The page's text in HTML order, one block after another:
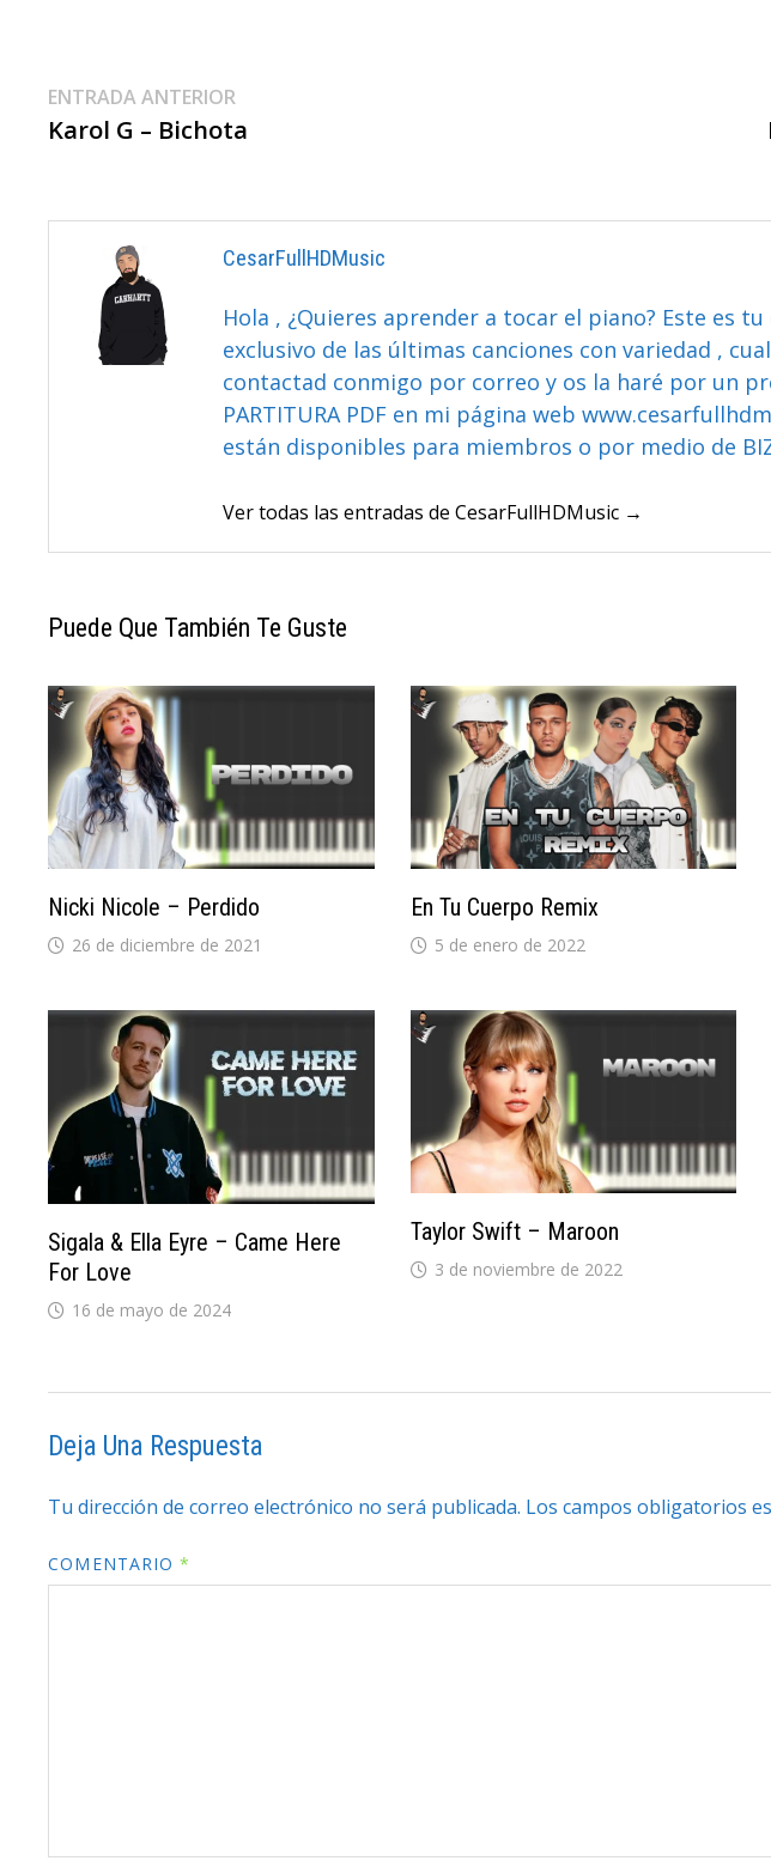
Navegación
De
ENTRADA ANTERIOR
anterior:
Karol G – Bichota
CesarFullHDMusic
Hola , ¿Quieres aprender a tocar el piano? Este es
exclusivo de las últimas canciones con variedad ,
contactad conmigo por correo y os la haré por un
PARTITURA PDF en mi página web
están disponibles para miembros o por medio de
Ver todas las entradas de CesarFullHDMusic →
Puede Que También Te Guste
Nicki Nicole – Perdido
26 de diciembre de 2021
En Tu Cuerpo Remix
5 de enero de 2022
Sigala & Ella Eyre – Came Here
For Love
16 de mayo de 2024
Taylor Swift – Maroon
3 de noviembre de 2022
Deja Una Respuesta
Tu dirección de correo electrónico no será publicada. Los campos obligatorios
COMENTARIO*